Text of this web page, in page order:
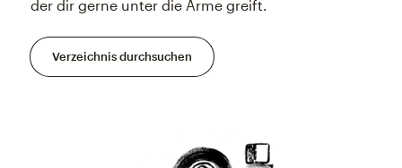
der dir gerne unter die Arme greift.
Verzeichnis durchsuchen